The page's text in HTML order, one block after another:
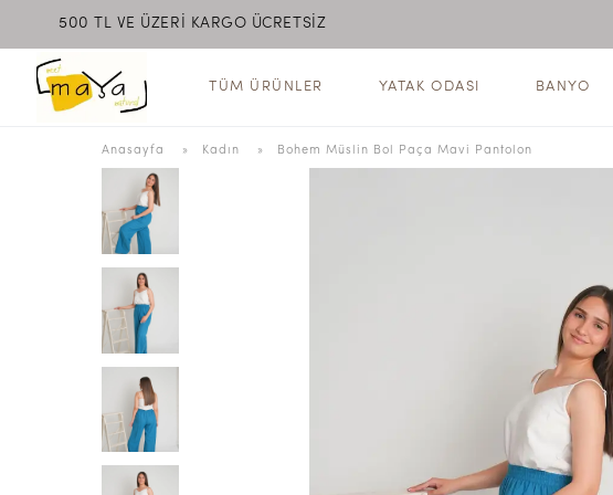
500 TL VE ÜZERİ KARGO ÜCRETSİZ
MEET MAYA NATURAL
TÜM ÜRÜNLER YATAK ODASI BANYO
Anasayfa » Kadın » Bohem Müslin Bol Paça Mavi Pantolon